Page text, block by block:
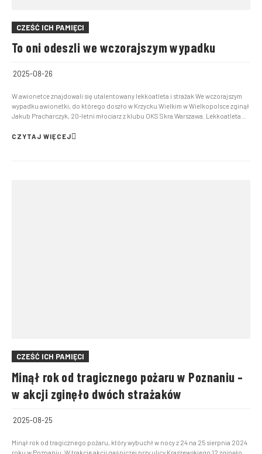
CZEŚĆ ICH PAMIĘCI
To oni odeszli we wczorajszym wypadku
2025-08-26
W awionetce znajdowali się utalentowany lekkoatleta i strażak We wczorajszym
wypadku awionetki, do którego doszło w Krzycku Wielkim w Wielkopolsce zginął
Jakub Pracharczyk, 20-letni młociarz z klubu OKS Skra Warszawa. Lekkoatleta
jest strażak. Mikołaj Stołowski był zw...
CZYTAJ WIĘCEJ
CZEŚĆ ICH PAMIĘCI
Minął rok od tragicznego pożaru w Poznaniu –
w akcji zginęło dwóch strażaków
2025-08-25
Minął rok od tragicznego pożaru, który wybuchł w nocy z 24 na 25 sierpnia 2024